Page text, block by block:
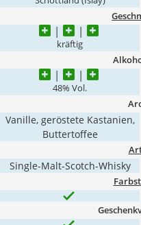
kräftig
48% Vol.
Vanille, geröstete Kastanien,
Buttertoffee
Single-Malt-Scotch-Whisky